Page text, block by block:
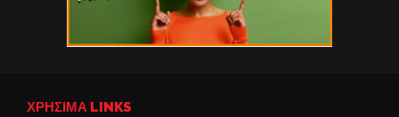
ΧΡΉΣΙΜΑ LINKS